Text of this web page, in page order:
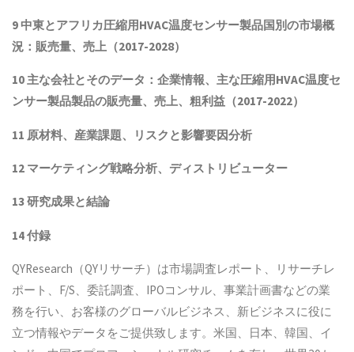
9 中東とアフリカ圧縮用HVAC温度センサー製品国別の市場概
況：販売量、売上（2017-2028）
10 主な会社とそのデータ ：企業情報、主な圧縮用HVAC温度セ
ンサー製品製品の販売量、売上、粗利益（2017-2022）
11 原材料、産業課題、リスクと影響要因分析
12 マーケティング戦略分析、ディストリビューター
13 研究成果と結論
14 付録
QYResearch（QYリサーチ）は市場調査レポート、リサーチレ
ポート、F/S、委託調査、IPOコンサル、事業計画書などの業
務を行い、お客様のグローバルビジネス、新ビジネスに役に
立つ情報やデータをご提供致します。米国、日本、韓国、イ